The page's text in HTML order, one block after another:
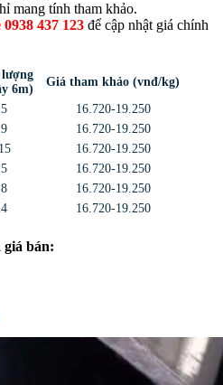
mang tính tham khảo.
437 123 để cập nhật giá chính
6m)
Giá tham khảo (vnđ/kg)
16.720-19.250
16.720-19.250
16.720-19.250
16.720-19.250
16.720-19.250
16.720-19.250
giá bán: